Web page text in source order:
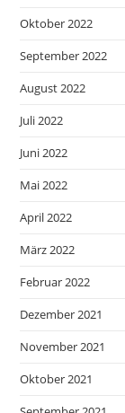
Oktober 2022
September 2022
August 2022
Juli 2022
Juni 2022
Mai 2022
April 2022
März 2022
Februar 2022
Dezember 2021
November 2021
Oktober 2021